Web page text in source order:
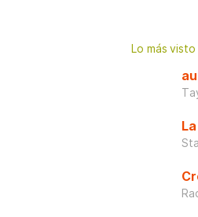
Lo más visto